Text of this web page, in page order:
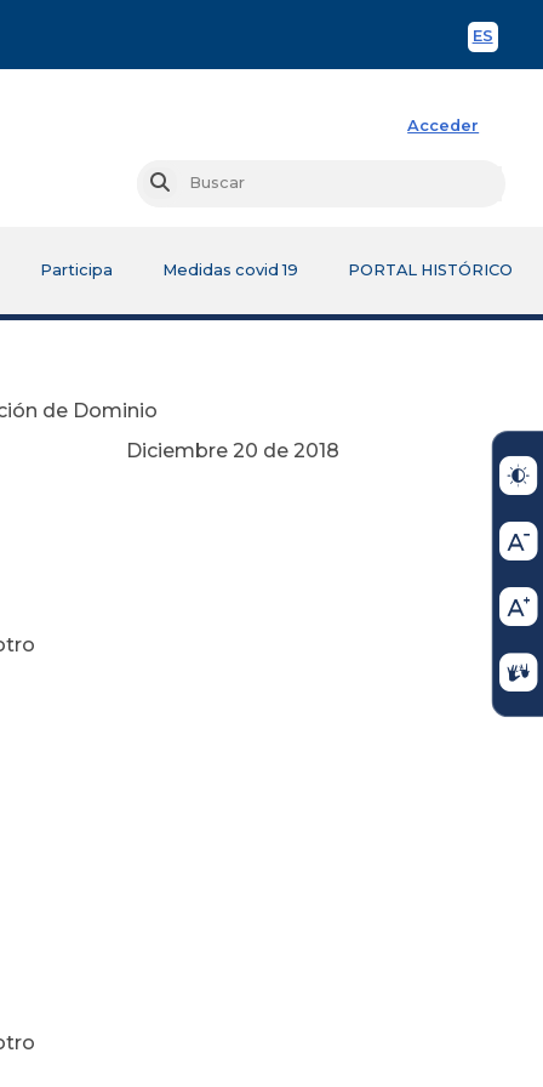
ES
Acceder
Buscar
Participa Medidas covid 19 PORTAL HISTÓRICO
de Dominio
2018